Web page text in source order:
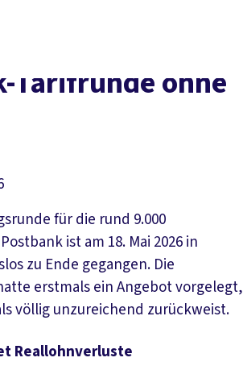
Service
Mitmachen Politik
Tarifrunde ohne
für die rund 9.000
ist am 18. Mai 2026 in
zu Ende gegangen. Die
erstmals ein Angebot vorgelegt,
völlig unzureichend zurückweist.
Reallohnverluste